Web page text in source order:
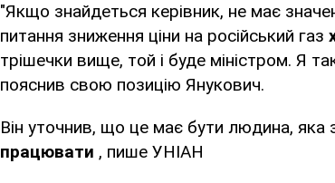
"Якщо знайдеться керівник, не має
питання зниження ціни на російський газ
трішечки вище, той і буде міністром. Я
пояснив свою позицію Янукович.
Він уточнив, що це має бути людина, яка
працювати , пише УНІАН